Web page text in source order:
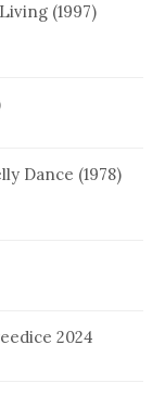
(1997)
Dance (1978)
2024